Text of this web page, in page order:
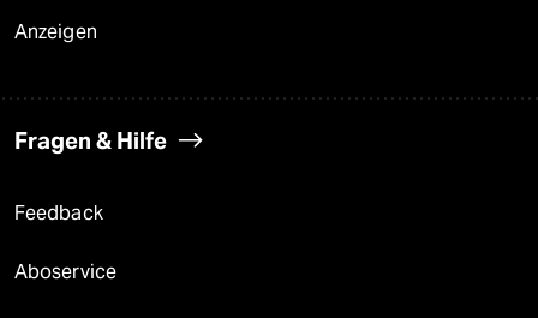
Anzeigen
Fragen & Hilfe
Feedback
Aboservice